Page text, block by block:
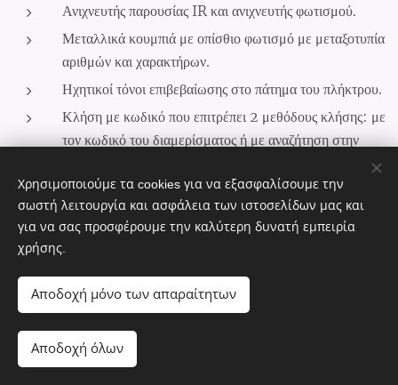
Ανιχνευτής παρουσίας IR και ανιχνευτής φωτισμού.
Μεταλλικά κουμπιά με οπίσθιο φωτισμό με μεταξοτυπία
αριθμών και χαρακτήρων.
Ηχητικοί τόνοι επιβεβαίωσης στο πάτημα του πλήκτρου.
Κλήση με κωδικό που επιτρέπει 2 μεθόδους κλήσης: με
τον κωδικό του διαμερίσματος ή με αναζήτηση στην
Ενσωματωμένος καρταναγνώστης RFID. Μέχρι 2.000
κάρτες.
Χρησιμοποιούμε τα cookies για να εξασφαλίσουμε την
σωστή λειτουργία και ασφάλεια των ιστοσελίδων μας και
για να σας προσφέρουμε την καλύτερη δυνατή εμπειρία
χρήσης.
Αποδοχή μόνο των απαραίτητων
Αποδοχή όλων